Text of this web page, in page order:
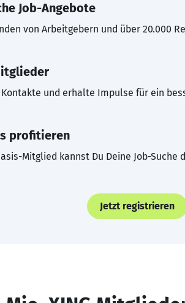
Job-Angebote
von Arbeitgebern und über 20.000
und erhalte Impulse für ein
profitieren
Mitglied kannst Du Deine Job-
Jetzt registrieren